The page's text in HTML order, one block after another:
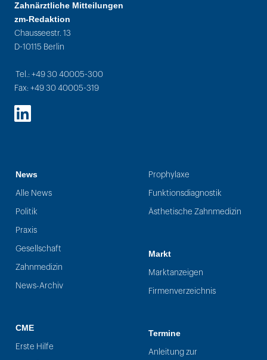
Zahnärztliche Mitteilungen
zm-Redaktion
Chausseestr. 13
D-10115 Berlin
Tel.: +49 30 40005-300
Fax: +49 30 40005-319
LinkedIn
News
Alle News
Politik
Praxis
Gesellschaft
Zahnmedizin
News-Archiv
CME
Erste Hilfe
Prophylaxe
Funktionsdiagnostik
Ästhetische Zahnmedizin
Markt
Marktanzeigen
Firmenverzeichnis
Termine
Anleitung zur